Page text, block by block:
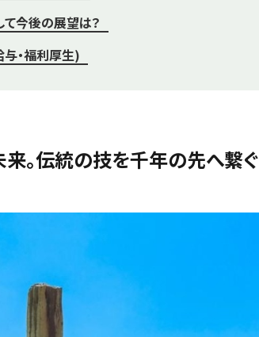
今後の展望は？
・福利厚生)
来。伝統の技を千年の先へ繋ぐ